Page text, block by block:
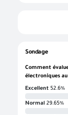
Sondage
Comment
électroniques
Excellent 52.6%
Normal 29.65%